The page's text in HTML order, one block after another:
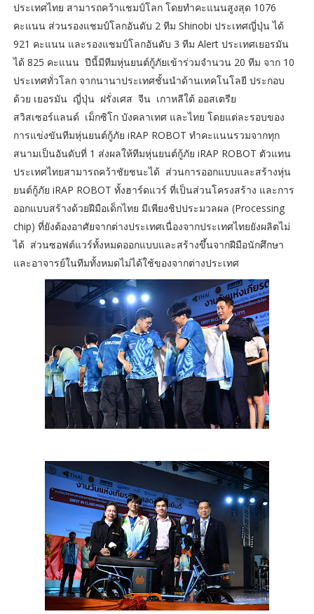
ประเทศไทย สามารถคว้าแชมป์โลก โดยทำคะแนนสูงสุด 1076
คะแนน ส่วนรองแชมป์โลกอันดับ 2 ทีม Shinobi ประเทศญี่ปุ่น ได้
921 คะแนน และรองแชมป์โลกอันดับ 3 ทีม Alert ประเทศเยอรมัน
ได้ 825 คะแนน ปีนี้มีทีมหุ่นยนต์กู้ภัยเข้าร่วมจำนวน 20 ทีม จาก 10
ประเทศทั่วโลก จากนานาประเทศชั้นนำด้านเทคโนโลยี ประกอบ
ด้วย เยอรมัน ญี่ปุ่น ฝรั่งเศส จีน เกาหลีใต้ ออสเตรีย
สวิสเซอร์แลนด์ เม็กซิโก บังคลาเทศ และไทย โดยแต่ละรอบของ
การแข่งขันทีมหุ่นยนต์กู้ภัย iRAP ROBOT ทำคะแนนรวมจากทุก
สนามเป็นอันดับที่ 1 ส่งผลให้ทีมหุ่นยนต์กู้ภัย iRAP ROBOT ตัวแทน
ประเทศไทยสามารถคว้าชัยชนะได้ ส่วนการออกแบบและสร้างหุ่น
ยนต์กู้ภัย iRAP ROBOT ทั้งฮาร์ดแวร์ ที่เป็นส่วนโครงสร้าง และการ
ออกแบบสร้างด้วยฝีมือเด็กไทย มีเพียงชิปประมวลผล (Processing
chip) ที่ยังต้องอาศัยจากต่างประเทศเนื่องจากประเทศไทยยังผลิตไม่
ได้ ส่วนซอฟต์แวร์ทั้งหมดออกแบบและสร้างขึ้นจากฝีมือนักศึกษา
และอาจารย์ในทีมทั้งหมดไม่ได้ใช้ของจากต่างประเทศ